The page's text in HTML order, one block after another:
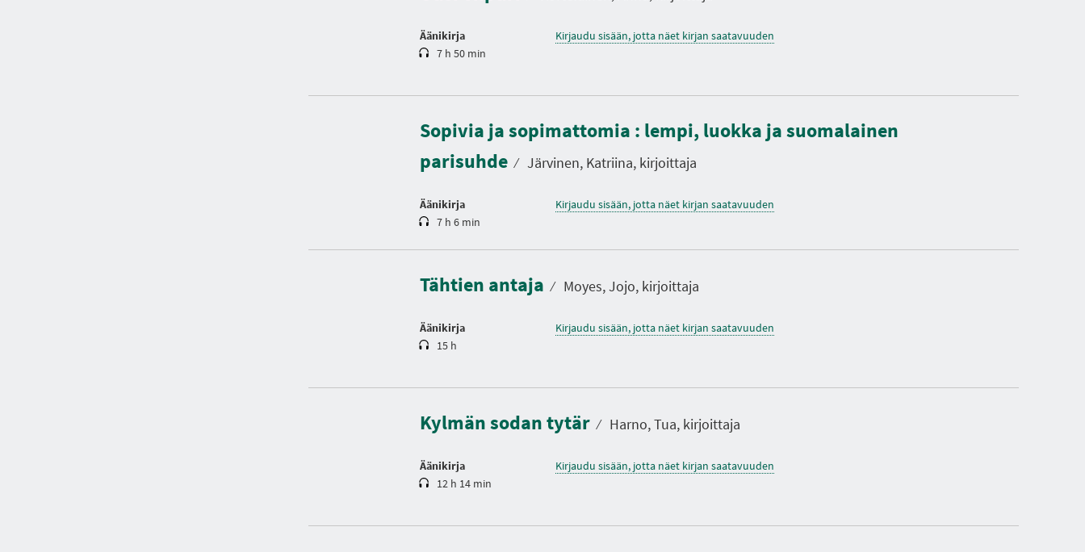
Äänikirja
7 h 50 min
Kirjaudu sisään, jotta näet kirjan saatavuuden
Sopivia ja sopimattomia : lempi, luokka ja suomalainen
parisuhde ⁄ Järvinen, Katriina, kirjoittaja
Äänikirja
K
s
t
o
7 h 6 min
Kirjaudu sisään, jotta näet kirjan saatavuuden
Tähtien antaja ⁄ Moyes, Jojo, kirjoittaja
Äänikirja
K
s
o
15 h
Kirjaudu sisään, jotta näet kirjan saatavuuden
Kylmän sodan tytär ⁄ Harno, Tua, kirjoittaja
Äänikirja
s
o
12 h 14 min
Kirjaudu sisään, jotta näet kirjan saatavuuden
e